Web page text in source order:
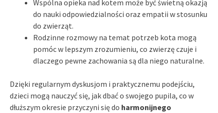
Wspólna opieka nad kotem może być świetną okazją
do nauki odpowiedzialności oraz empatii w stosunku
do zwierząt.
Rodzinne rozmowy na temat potrzeb kota mogą
pomóc w lepszym zrozumieniu, co zwierzę czuje i
dlaczego pewne zachowania są dla niego naturalne.
Dzięki regularnym dyskusjom i praktycznemu podejściu,
dzieci mogą nauczyć się, jak dbać o swojego pupila, co w
dłuższym okresie przyczyni się do harmonijnego